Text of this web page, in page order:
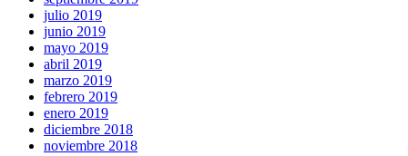
julio 2019
junio 2019
mayo 2019
abril 2019
marzo 2019
febrero 2019
enero 2019
diciembre 2018
noviembre 2018